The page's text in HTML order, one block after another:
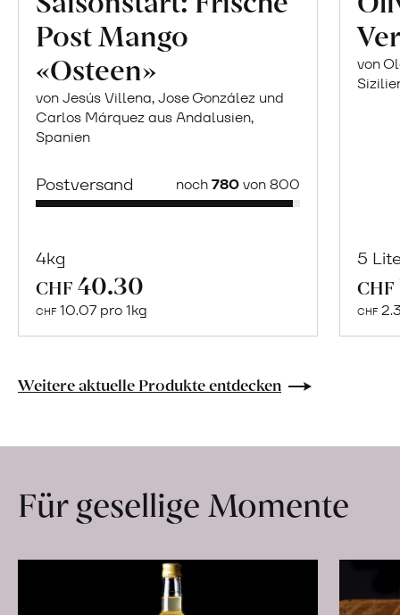
Post Mango
«Osteen»
von Jesús Villena, Jose González und
Carlos Márquez aus Andalusien,
Spanien
Postversand noch780von 800
4kg
CHF 40.30
CHF 10.07 pro 1kg
Naturbelassene
Lebensmittel
Hof
erfahren
von
5
CHF
CHF
Weitere aktuelle Produkte entdecken
Für gesellige Momente